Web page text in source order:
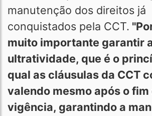
manutenção dos direitos já
conquistados pela CCT.
muito importante garantir
ultratividade, que é o
qual as cláusulas da CCT
valendo mesmo após o fim
vigência, garantindo a